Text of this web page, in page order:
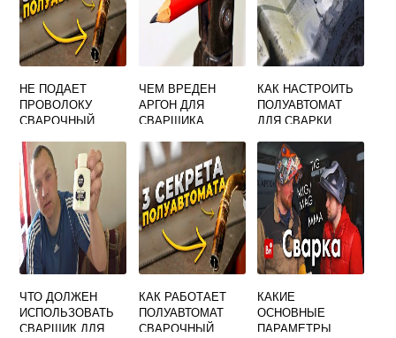
НЕ ПОДАЕТ
ПРОВОЛОКУ
СВАРОЧНЫЙ
ЧЕМ ВРЕДЕН
АРГОН ДЛЯ
СВАРЩИКА
КАК НАСТРОИТЬ
ПОЛУАВТОМАТ
ДЛЯ СВАРКИ
ЧТО ДОЛЖЕН
ИСПОЛЬЗОВАТЬ
СВАРЩИК ДЛЯ
КАК РАБОТАЕТ
ПОЛУАВТОМАТ
СВАРОЧНЫЙ
КАКИЕ
ОСНОВНЫЕ
ПАРАМЕТРЫ